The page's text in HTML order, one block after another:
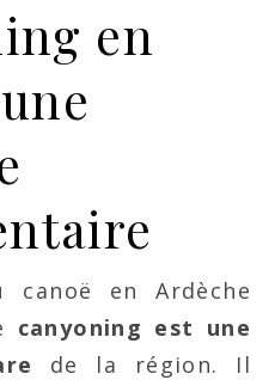
en
canoë en Ardèche
canyoning est une
de la région. Il